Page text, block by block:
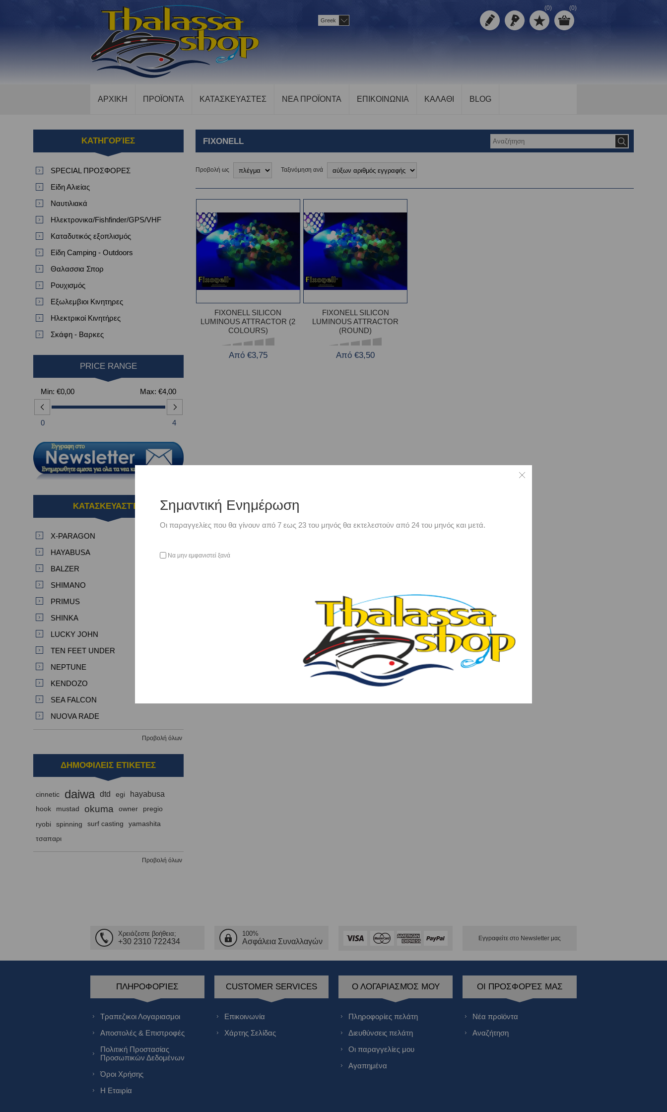
(0) (0)
Greek
ΑΡΧΙΚΗ ΠΡΟΪΟΝΤΑ ΚΑΤΑΣΚΕΥΑΣΤΕΣ ΝΕΑ ΠΡΟΪΟΝΤΑ ΕΠΙΚΟΙΝΩΝΙΑ ΚΑΛΑΘΙ BLOG
FIXONELL
Προβολή ως Ταξινόμηση ανά
FIXONELL SILICON
LUMINOUS ATTRACTOR (2
COLOURS)
Από €3,75
FIXONELL SILICON
LUMINOUS ATTRACTOR
(ROUND)
Από €3,50
ΚΑΤΗΓΟΡΊΕΣ
SPECIAL ΠΡΟΣΦΟΡΕΣ
Είδη Αλιείας
Ναυτιλιακά
Ηλεκτρονικα/Fishfinder/GPS/VHF
Καταδυτικός εξοπλισμός
Είδη Camping - Outdoors
Θαλασσια Σπορ
Ρουχισμός
Εξωλεμβιοι Κινητηρες
Ηλεκτρικοί Κινητήρες
Σκάφη - Βαρκες
PRICE RANGE
Min: €0,00 Max: €4,00
0 4
ΚΑΤΑΣΚΕΥΑΣΤΈΣ
X-PARAGON
HAYABUSA
BALZER
SHIMANO
PRIMUS
SHINKA
LUCKY JOHN
TEN FEET UNDER
NEPTUNE
KENDOZO
SEA FALCON
NUOVA RADE
Προβολή όλων
ΔΗΜΟΦΙΛΕΙΣ ΕΤΙΚΕΤΕΣ
cinnetic daiwa dtd egi hayabusa
hook mustad okuma owner pregio
ryobi spinning surf casting
yamashita
τσαπαρι
Προβολή όλων
Χρειάζεστε βοήθεια;
+30 2310 722434
100%
Ασφάλεια Συναλλαγών Εγγραφείτε στο Νewsletter μας
ΠΛΗΡΟΦΟΡΊΕΣ
Τραπεζικοι Λογαριασμοι
Αποστολές & Επιστροφές
Πολιτική Προστασίας
Προσωπικών Δεδομένων
Όροι Χρήσης
Η Εταιρία
CUSTOMER SERVICES
Επικοινωνία
Χάρτης Σελίδας
Ο ΛΟΓΑΡΙΑΣΜΌΣ ΜΟΥ
Πληροφορίες πελάτη
Διευθύνσεις πελάτη
Οι παραγγελίες μου
Αγαπημένα
ΟΙ ΠΡΟΣΦΟΡΈΣ ΜΑΣ
Νέα προϊόντα
Αναζήτηση
Σημαντική Ενημέρωση
Οι παραγγελίες που θα γίνουν από 7 εως 23 του μηνός θα εκτελεστούν από 24 του μηνός και μετά.
Να μην εμφανιστεί ξανά